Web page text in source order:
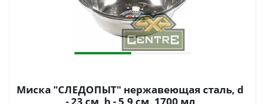
Миска "СЛЕДОПЫТ" нержавеющая сталь, d